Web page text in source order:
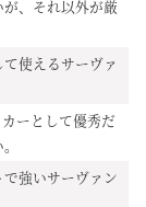
、それ以外が厳
使えるサーヴァ
ーとして優秀だ
強いサーヴァン